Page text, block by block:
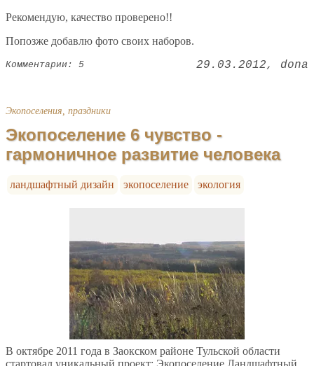
Рекомендую, качество проверено!!
Попозже добавлю фото своих наборов.
Комментарии: 5 29.03.2012 dona
Экопоселения, праздники
Экопоселение 6 чувство -
гармоничное развитие человека
ландшафтный дизайн экопоселение экология
В октябре 2011 года в Заокском районе Тульской области
стартовал уникальный проект: Экопоселение Ландшафтный